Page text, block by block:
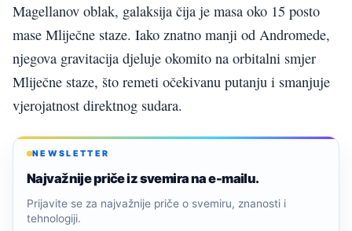
Magellanov oblak, galaksija čija je masa oko 15 posto
mase Mliječne staze. Iako znatno manji od Andromede,
njegova gravitacija djeluje okomito na orbitalni smjer
Mliječne staze, što remeti očekivanu putanju i smanjuje
vjerojatnost direktnog sudara.
NEWSLETTER
Najvažnije priče iz svemira na e-mailu.
Prijavite se za najvažnije priče o svemiru, znanosti i
tehnologiji.